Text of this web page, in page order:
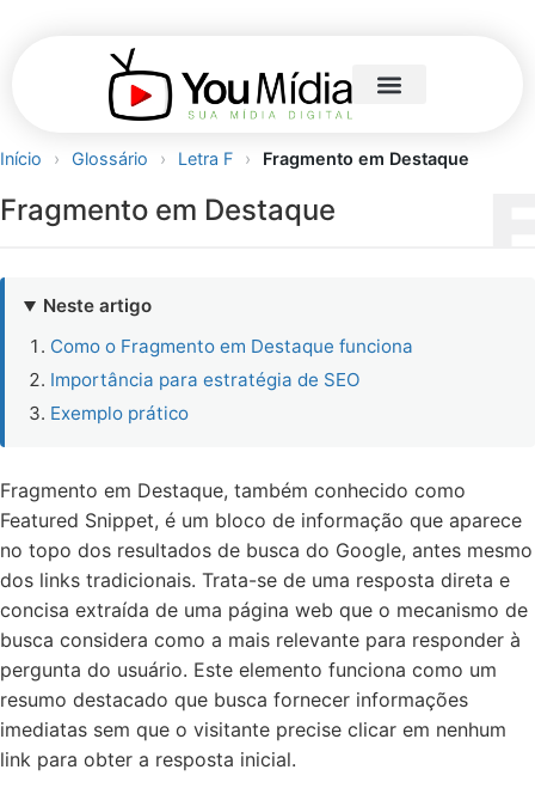
Início › Glossário › Letra F › Fragmento em Destaque
Fragmento em Destaque
Neste artigo
Como o Fragmento em Destaque funciona
Importância para estratégia de SEO
Exemplo prático
Fragmento em Destaque, também conhecido como
Featured Snippet, é um bloco de informação que aparece
no topo dos resultados de busca do Google, antes mesmo
dos links tradicionais. Trata-se de uma resposta direta e
concisa extraída de uma página web que o mecanismo de
busca considera como a mais relevante para responder à
pergunta do usuário. Este elemento funciona como um
resumo destacado que busca fornecer informações
imediatas sem que o visitante precise clicar em nenhum
link para obter a resposta inicial.